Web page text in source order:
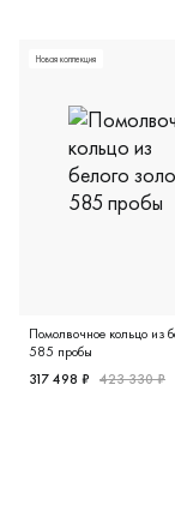
Новая коллекция
Помолвочное кольцо из
585 пробы
Женские,
317 498 ₽ 423 330 ₽